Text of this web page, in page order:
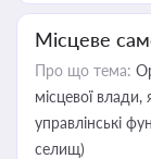
Місцеве
Про що тема:
місцевої
управлінські
селищ)